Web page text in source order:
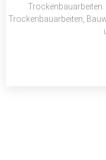
Trockenbauarbeiten,